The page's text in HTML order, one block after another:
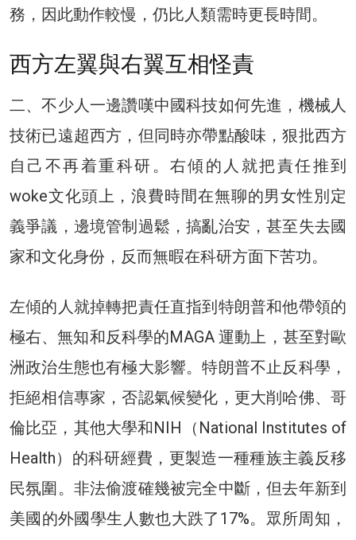
務，因此動作較慢，仍比人類需時更長時間。
西方左翼與右翼互相怪責
二、不少人一邊讚嘆中國科技如何先進，機械人
技術已遠超西方，但同時亦帶點酸味，狠批西方
自己不再着重科研。右傾的人就把責任推到
woke文化頭上，浪費時間在無聊的男女性別定
義爭議，邊境管制過鬆，搞亂治安，甚至失去國
家和文化身份，反而無暇在科研方面下苦功。
左傾的人就掉轉把責任直指到特朗普和他帶領的
極右、無知和反科學的MAGA 運動上，甚至對歐
洲政治生態也有極大影響。特朗普不止反科學，
拒絕相信專家，否認氣候變化，更大削哈佛、哥
倫比亞，其他大學和NIH（National Institutes of
Health）的科研經費，更製造一種種族主義反移
民氛圍。非法偷渡確幾被完全中斷，但去年新到
美國的外國學生人數也大跌了17%。眾所周知，